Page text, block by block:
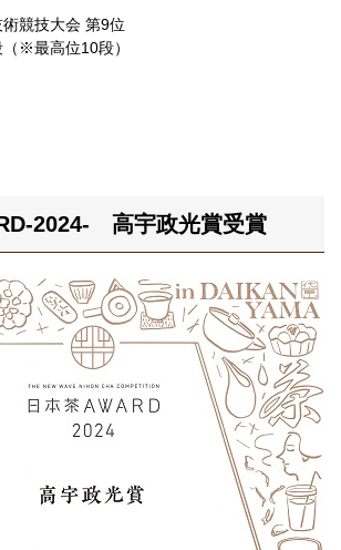
競技大会 第9位
※最高位10段）
2024- 高宇政光賞受賞